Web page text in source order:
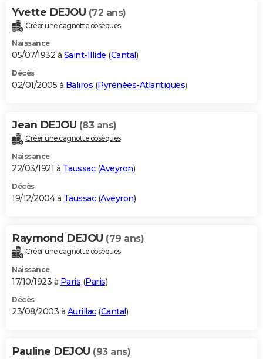
Yvette DEJOU (72 ans)
Créer une cagnotte obsèques
Naissance
05/07/1932 à Saint-Illide (Cantal )
Décès
02/01/2005 à Baliros (Pyrénées-Atlantiques)
Jean DEJOU (83 ans)
Créer une cagnotte obsèques
Naissance
22/03/1921 à Taussac(Aveyron)
Décès
19/12/2004 à Taussac(Aveyron)
Raymond DEJOU (79 ans)
Créer une cagnotte obsèques
Naissance
17/10/1923 à Paris (Paris)
Décès
23/08/2003 à Aurillac(Cantal)
Pauline DEJOU (93 ans)